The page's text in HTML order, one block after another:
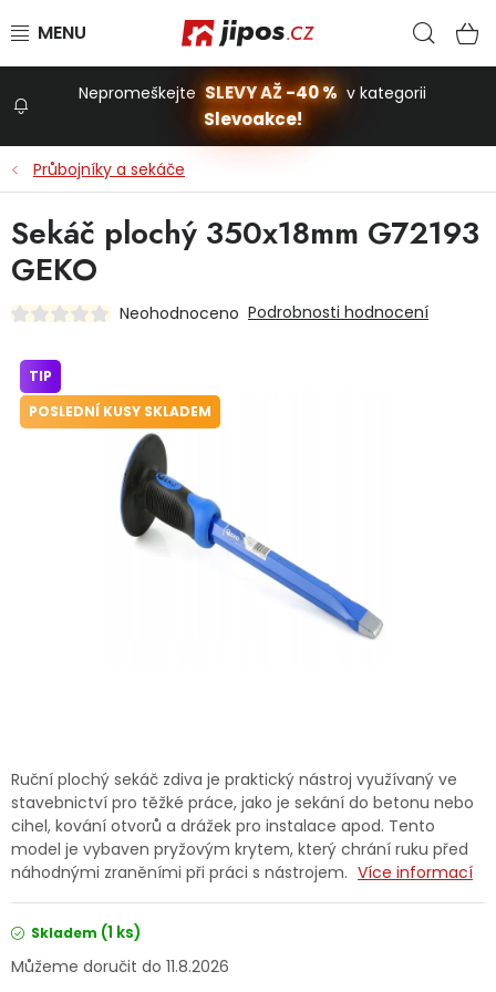
Stavba a dům
Domácnost
Dětská hřiště
Fotovoltaika
Výprodej
Značky
Nepromeškejte SLEVY AŽ -40 % v kategorii
Slevoakce!
Průbojníky a sekáče
Ruční plochý sekáč zdiva je praktický nástroj využívaný ve
stavebnictví pro těžké práce, jako je sekání do betonu nebo
cihel, kování otvorů a drážek pro instalace apod. Tento
model je vybaven pryžovým krytem, který chrání ruku před
náhodnými zraněními při práci s nástrojem. Více informací
Skladem (1 ks)
11.8.2026
Sekáč plochý 350x18mm G72193
GEKO
Neohodnoceno Podrobnosti hodnocení
TIP
POSLEDNÍ KUSY SKLADEM